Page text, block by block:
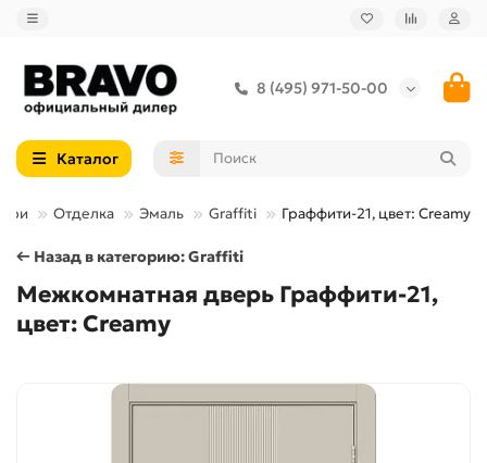
8 (495) 971-50-00
Каталог
Отделка Эмаль Graffiti Граффити-21, цвет: Creamy
← Назад в категорию: Graffiti
Межкомнатная дверь Граффити-21,
цвет: Creamy